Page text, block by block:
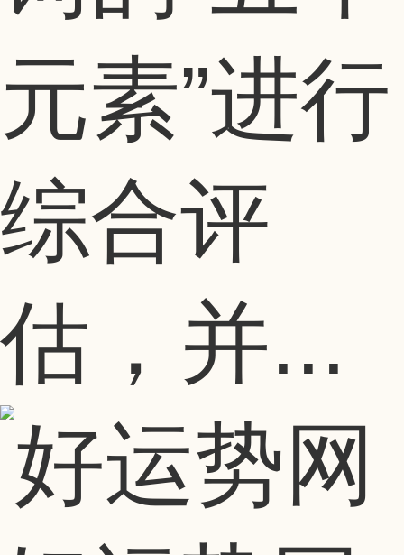
元素”进行
综合评
估，并...